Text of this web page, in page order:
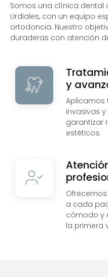
Somos una clínica dental
Urdiales, con un equipo
ortodoncia. Nuestro
duraderas con atención
y
Aplicamos
invasivas
garantizar
estéticos.
a cada
cómodo y
la primera